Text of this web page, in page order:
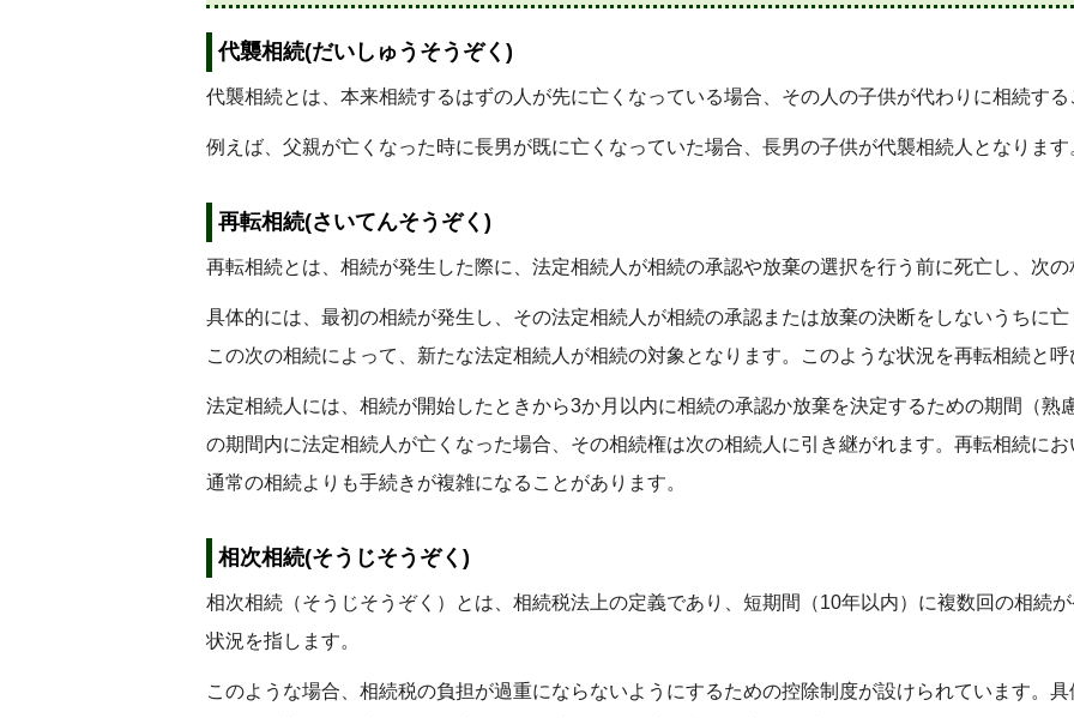
代襲相続(だいしゅうそうぞく)
代襲相続とは、本来相続するはずの人が先に亡くなっている場合、その人の子供が代わりに相続する
例えば、父親が亡くなった時に長男が既に亡くなっていた場合、長男の子供が代襲相続人となります
再転相続(さいてんそうぞく)
再転相続とは、相続が発生した際に、法定相続人が相続の承認や放棄の選択を行う前に死亡し、次の
具体的には、最初の相続が発生し、その法定相続人が相続の承認または放棄の決断をしないうちに亡
この次の相続によって、新たな法定相続人が相続の対象となります。このような状況を再転相続と呼
法定相続人には、相続が開始したときから3か月以内に相続の承認か放棄を決定するための期間（熟
の期間内に法定相続人が亡くなった場合、その相続権は次の相続人に引き継がれます。再転相続にお
通常の相続よりも手続きが複雑になることがあります。
相次相続(そうじそうぞく)
相次相続（そうじそうぞく）とは、相続税法上の定義であり、短期間（10年以内）に複数回の相続
状況を指します。
このような場合、相続税の負担が過重にならないようにするための控除制度が設けられています。